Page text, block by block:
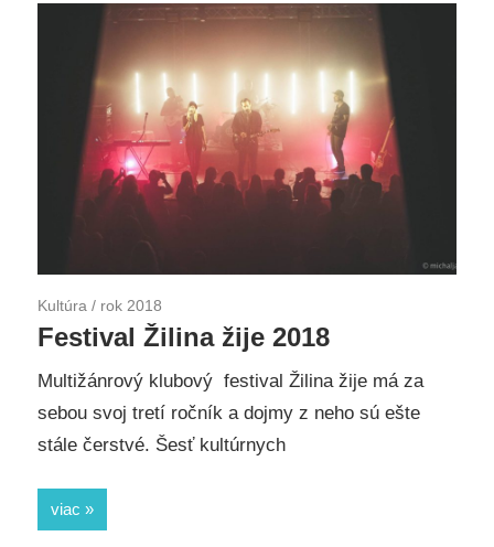
Kultúra / rok 2018
Festival Žilina žije 2018
Multižánrový klubový festival Žilina žije má za
sebou svoj tretí ročník a dojmy z neho sú ešte
stále čerstvé. Šesť kultúrnych
viac